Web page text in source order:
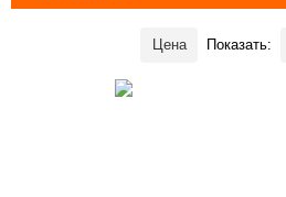
Показать:
Цена